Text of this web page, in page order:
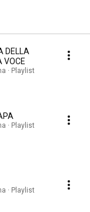
DELLA
VOCE
· Playlist
· Playlist
· Playlist